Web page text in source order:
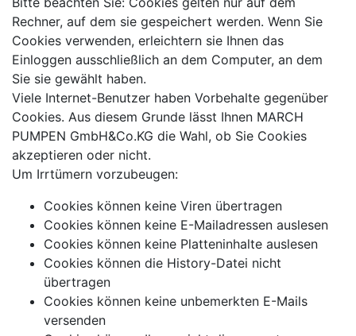
Rechner, auf dem sie gespeichert werden. Wenn Sie
Cookies verwenden, erleichtern sie Ihnen das
Einloggen ausschließlich an dem Computer, an dem
Sie sie gewählt haben.
Viele Internet-Benutzer haben Vorbehalte gegenüber
Cookies. Aus diesem Grunde lässt Ihnen MARCH
PUMPEN GmbH&Co.KG die Wahl, ob Sie Cookies
akzeptieren oder nicht.
Um Irrtümern vorzubeugen:
Cookies können keine Viren übertragen
Cookies können keine E-Mailadressen auslesen
Cookies können keine Platteninhalte auslesen
Cookies können die History-Datei nicht
übertragen
Cookies können keine unbemerkten E-Mails
versenden